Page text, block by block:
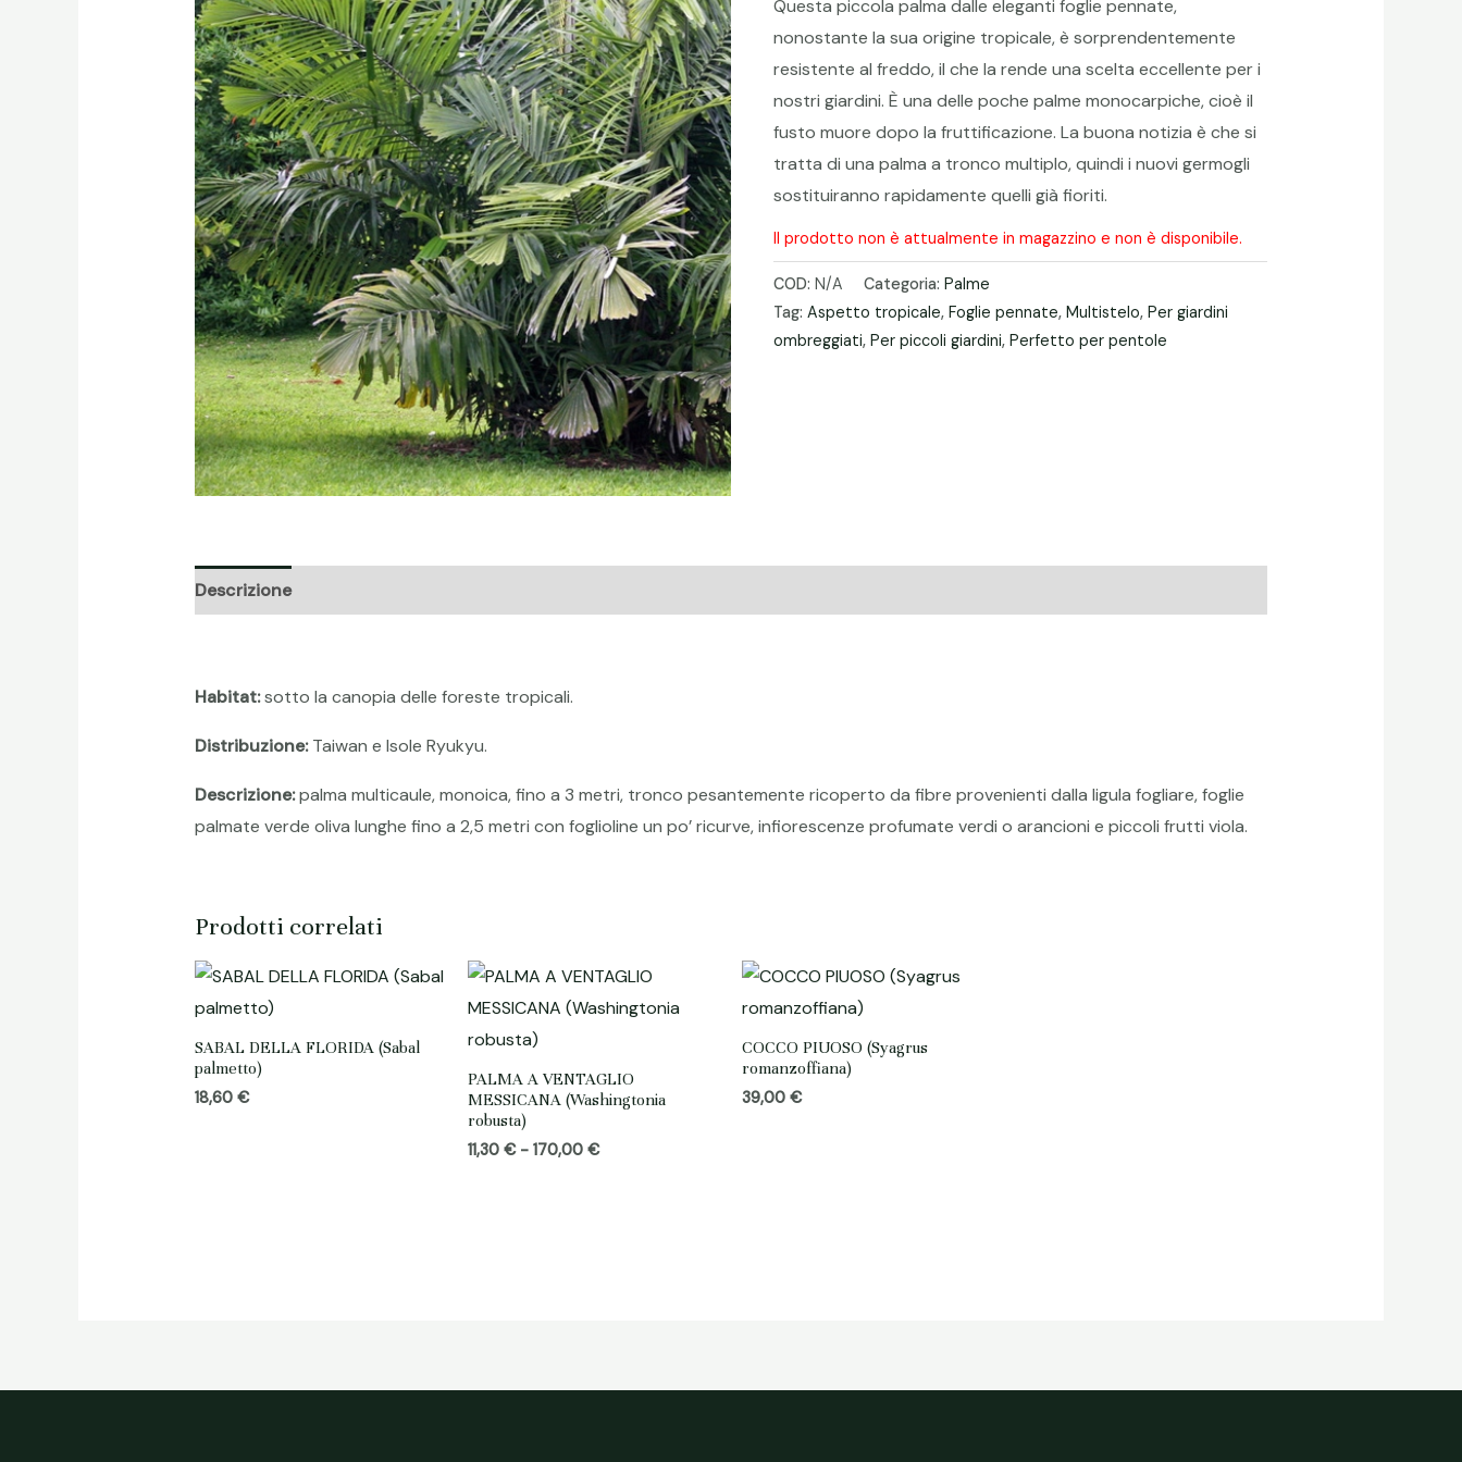
Questa piccola palma dalle eleganti foglie pennate,
nonostante la sua origine tropicale, è sorprendentemente
resistente al freddo, il che la rende una scelta eccellente per i
nostri giardini. È una delle poche palme monocarpiche, cioè il
fusto muore dopo la fruttificazione. La buona notizia è che si
tratta di una palma a tronco multiplo, quindi i nuovi germogli
sostituiranno rapidamente quelli già fioriti.
Il prodotto non è attualmente in magazzino e non è disponibile.
COD:N/A Categoria:Palme
Tag:Aspetto tropicale,Foglie pennate,Multistelo,Per giardini
ombreggiati,Per piccoli giardini,Perfetto per pentole
Descrizione
Habitat:sotto la canopia delle foreste tropicali.
Distribuzione:Taiwan e Isole Ryukyu.
Descrizione:palma multicaule, monoica, fino a 3 metri, tronco pesantemente ricoperto da fibre provenienti dalla ligula fogliare, foglie
palmate verde oliva lunghe fino a 2,5 metri con foglioline un po’ ricurve, infiorescenze profumate verdi o arancioni e piccoli frutti viola.
Prodotti correlati
SABAL DELLA FLORIDA (Sabal
palmetto)
18,60 €
PALMA A VENTAGLIO
MESSICANA (Washingtonia
robusta)
11,30€ - 170,00€Fascia
COCCO PIUOSO (Syagrus
romanzoffiana)
39,00 €